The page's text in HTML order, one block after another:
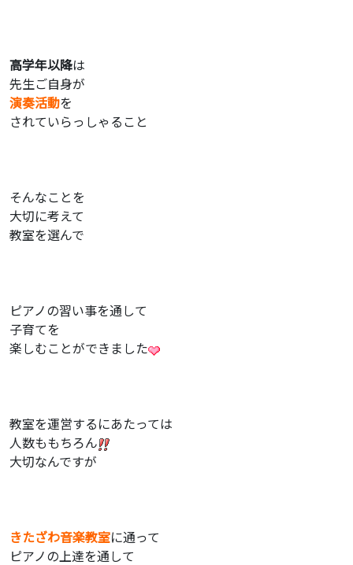
高学年以降は
先生ご自身が
演奏活動を
されていらっしゃること
そんなことを
大切に考えて
教室を選んで
ピアノの習い事を通して
子育てを
楽しむことができました
教室を運営するにあたっては
人数ももちろん
大切なんですが
きたざわ音楽教室に通って
ピアノの上達を通して